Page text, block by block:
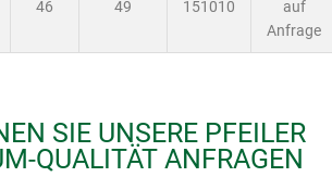
46 49 151010
auf
Anfrage
SIE UNSERE PFEILER
QUALITÄT ANFRAGEN